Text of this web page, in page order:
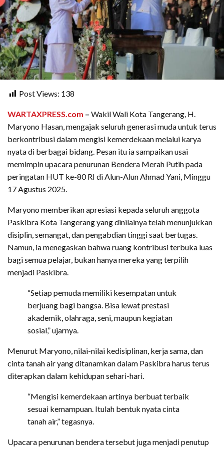
Post Views: 138
WARTAXPRESS.com – Wakil Wali Kota Tangerang, H.
Maryono Hasan, mengajak seluruh generasi muda untuk terus
berkontribusi dalam mengisi kemerdekaan melalui karya
nyata di berbagai bidang. Pesan itu ia sampaikan usai
memimpin upacara penurunan Bendera Merah Putih pada
peringatan HUT ke-80 RI di Alun-Alun Ahmad Yani, Minggu
17 Agustus 2025.
Maryono memberikan apresiasi kepada seluruh anggota
Paskibra Kota Tangerang yang dinilainya telah menunjukkan
disiplin, semangat, dan pengabdian tinggi saat bertugas.
Namun, ia menegaskan bahwa ruang kontribusi terbuka luas
bagi semua pelajar, bukan hanya mereka yang terpilih
menjadi Paskibra.
“Setiap pemuda memiliki kesempatan untuk
berjuang bagi bangsa. Bisa lewat prestasi
akademik, olahraga, seni, maupun kegiatan
sosial,” ujarnya.
Menurut Maryono, nilai-nilai kedisiplinan, kerja sama, dan
cinta tanah air yang ditanamkan dalam Paskibra harus terus
diterapkan dalam kehidupan sehari-hari.
“Mengisi kemerdekaan artinya berbuat terbaik
sesuai kemampuan. Itulah bentuk nyata cinta
tanah air,” tegasnya.
Upacara penurunan bendera tersebut juga menjadi penutup